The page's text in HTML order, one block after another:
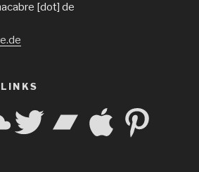
[dot] de
Twitter Apple Pinterest